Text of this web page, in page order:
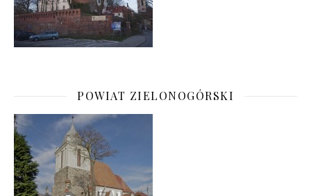
POWIAT ZIELONOGÓRSKI